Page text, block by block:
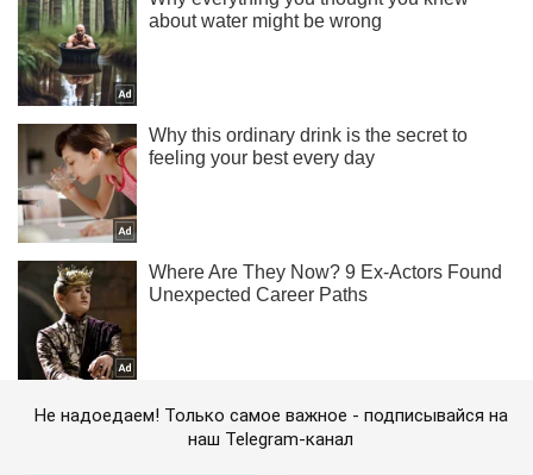
Не надоедаем! Только самое важное - подписывайся на
наш Telegram-канал